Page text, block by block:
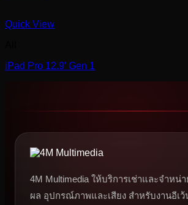
Quick View
iPad Pro 12.9′ Gen 1
4M Multimedia ให้บริการเช่าและจำห
ผล อุปกรณ์ภาพและเสียง สำหรับงานอีเ